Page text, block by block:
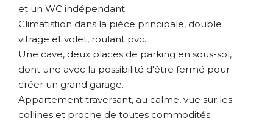
et un WC indépendant.
Climatistion dans la pièce principale, double
vitrage et volet, roulant pvc.
Une cave, deux places de parking en sous-sol,
dont une avec la possibilité d'être fermé pour
créer un grand garage.
Appartement traversant, au calme, vue sur les
collines et proche de toutes commodités